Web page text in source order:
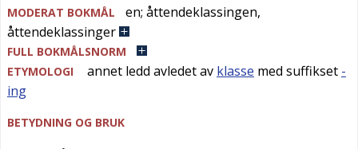
MODERAT BOKMÅL en; åttendeklassingen,
åttendeklassinger
FULL BOKMÅLSNORM
ETYMOLOGI
annet ledd avledet av klasse med suffikset -
ing
BETYDNING OG BRUK